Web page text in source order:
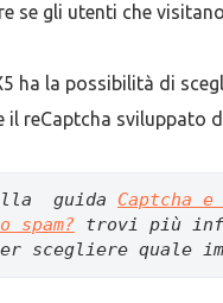
se gli utenti che
ha la possibilità di
il reCaptcha sviluppato
guida Captcha
trovi più
scegliere quale